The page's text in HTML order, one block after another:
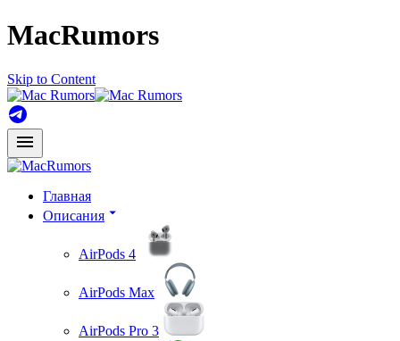
MacRumors
Skip to Content
Главная
Описания
AirPods 4
AirPods Max
AirPods Pro 3